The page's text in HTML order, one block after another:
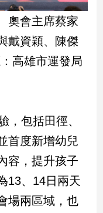
奧會主席蔡家
戴資穎、陳傑
高雄市運發局
，包括田徑、
首度新增幼兒
容，提升孩子
13、14日兩天
場兩區域，也